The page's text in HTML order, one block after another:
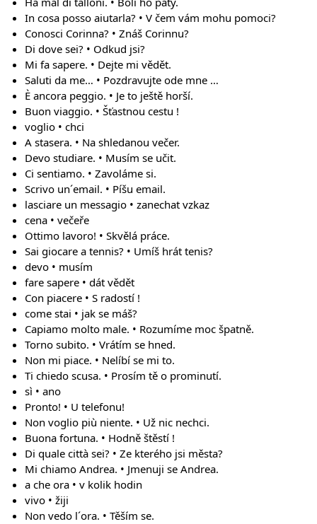
In cosa posso aiutarla? • V čem vám mohu pomoci?
Conosci Corinna? • Znáš Corinnu?
Di dove sei? • Odkud jsi?
Mi fa sapere. • Dejte mi vědět.
Saluti da me… • Pozdravujte ode mne …
È ancora peggio. • Je to ještě horší.
Buon viaggio. • Šťastnou cestu !
voglio • chci
A stasera. • Na shledanou večer.
Devo studiare. • Musím se učit.
Ci sentiamo. • Zavoláme si.
Scrivo un´email. • Píšu email.
lasciare un messagio • zanechat vzkaz
cena • večeře
Ottimo lavoro! • Skvělá práce.
Sai giocare a tennis? • Umíš hrát tenis?
devo • musím
fare sapere • dát vědět
Con piacere • S radostí !
come stai • jak se máš?
Capiamo molto male. • Rozumíme moc špatně.
Torno subito. • Vrátím se hned.
Non mi piace. • Nelíbí se mi to.
Ti chiedo scusa. • Prosím tě o prominutí.
sì • ano
Pronto! • U telefonu!
Non voglio più niente. • Už nic nechci.
Buona fortuna. • Hodně štěstí !
Di quale città sei? • Ze kterého jsi města?
Mi chiamo Andrea. • Jmenuji se Andrea.
a che ora • v kolik hodin
vivo • žiji
Non vedo l´ora. • Těším se.